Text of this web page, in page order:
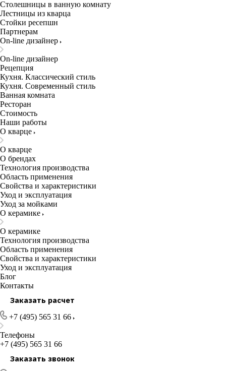
Столешницы в ванную комнату
Лестницы из кварца
Стойки ресепшн
Партнерам
On-line дизайнер
On-line дизайнер
Рецепция
Кухня. Классический стиль
Кухня. Современный стиль
Ванная комната
Ресторан
Стоимость
Наши работы
О кварце
О кварце
О брендах
Технология производства
Область применения
Свойства и характеристики
Уход и эксплуатация
Уход за мойками
О керамике
О керамике
Технология производства
Область применения
Свойства и характеристики
Уход и эксплуатация
Блог
Контакты
Заказать расчет
+7 (495) 565 31 66
Телефоны
+7 (495) 565 31 66
Заказать звонок